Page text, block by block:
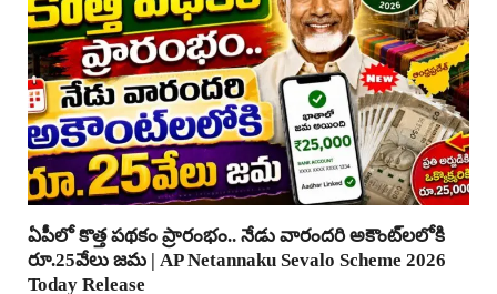
ఏపీలో కొత్త పథకం ప్రారంభం.. నేడు వారందరి అకౌంట్‌లలోకి
రూ.25వేలు జమ | AP Netannaku Sevalo Scheme 2026
Today Release